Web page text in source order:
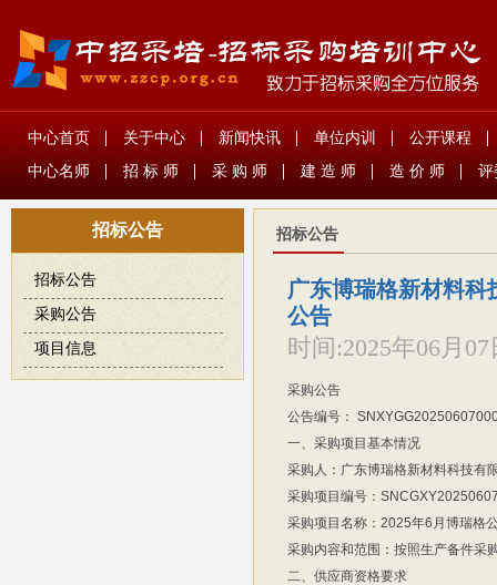
中心首页 关于中心 新闻快讯 单位内训
公开课程
中心名师
招 标 师 采 购 师 建 造 师 造 价 师 评
招标公告
招标公告
采购公告
项目信息
招标公告
广东博瑞格新材料科
公告
时间:2025年06月07
采购公告
公告编号：
一、采购项目基本情况
采购人：广东博瑞格新材料科技有
采购项目编号：
采购项目名称：2025年6月博瑞格
采购内容和范围：按照生产备件采
二、供应商资格要求